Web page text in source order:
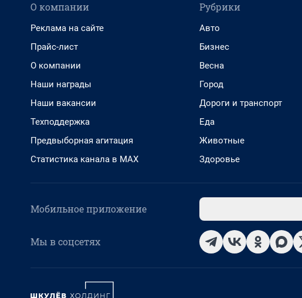
О компании
Реклама на сайте
Прайс-лист
О компании
Наши награды
Наши вакансии
Техподдержка
Предвыборная агитация
Статистика канала в MAX
Рубрики
Авто
Бизнес
Весна
Город
Дороги и транспорт
Еда
Животные
Здоровье
Мобильное приложение
Мы в соцсетях